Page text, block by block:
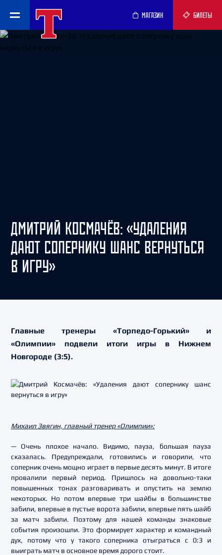
МАГАЗИН БИЛЕТЫ
ДМИТРИЙ КОСМАЧЁВ: «УДАЛЕНИЯ
ДАЮТ СОПЕРНИКУ ШАНС ВЕРНУТЬСЯ
В ИГРУ»
Главные тренеры «Торпедо-Горький» и
«Олимпии» подвели итоги игры в Нижнем
Новгороде (3:5).
Михаил Звягин, главный тренер «Олимпии»:
— Очень плохое начало. Видимо, пауза, большая пауза
сказалась. Предупреждали, готовились и говорили, что
соперник очень мощно играет в первые десять минут. В итоге
провалили первый период. Пришлось на довольно-таки
повышенных тонах разговаривать и опустить на землю
некоторых. Но потом впервые три шайбы в большинстве
забили, впервые в пустые ворота забили, впервые пять шайб
за матч забили. Поэтому для нашей команды знаковые
события произошли. Это формирует характер и командный
дух, потому что у такого соперника отыграться с 0:3 и
выиграть матч в основное время дорого стоит.